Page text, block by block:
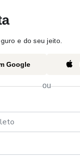
e do seu jeito.
Google
ou